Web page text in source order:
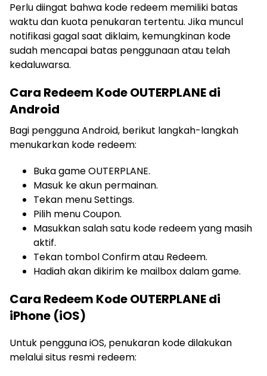
Perlu diingat bahwa kode redeem memiliki batas
waktu dan kuota penukaran tertentu. Jika muncul
notifikasi gagal saat diklaim, kemungkinan kode
sudah mencapai batas penggunaan atau telah
kedaluwarsa.
Cara Redeem Kode OUTERPLANE di
Android
Bagi pengguna Android, berikut langkah-langkah
menukarkan kode redeem:
Buka game OUTERPLANE.
Masuk ke akun permainan.
Tekan menu Settings.
Pilih menu Coupon.
Masukkan salah satu kode redeem yang masih
aktif.
Tekan tombol Confirm atau Redeem.
Hadiah akan dikirim ke mailbox dalam game.
Cara Redeem Kode OUTERPLANE di
iPhone (iOS)
Untuk pengguna iOS, penukaran kode dilakukan
melalui situs resmi redeem: